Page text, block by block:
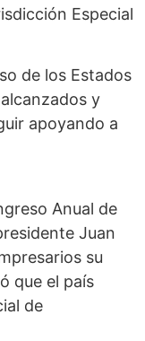
Especial
de los Estados
y
apoyando a
Anual de
Juan
su
que el país
de